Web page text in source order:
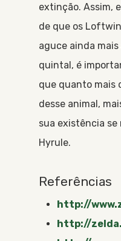
extinção. Assim,
de que os
aguce ainda
quintal, é
que quanto mais
desse animal,
sua existência
Hyrule.
Referências
http://
http://